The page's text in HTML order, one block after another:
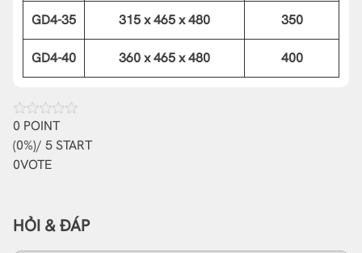
GD4-35 315 x 465 x 480 350
GD4-40 360 x 465 x 480 400
0 POINT
(0%)/ 5 START
0VOTE
HỎI & ĐÁP